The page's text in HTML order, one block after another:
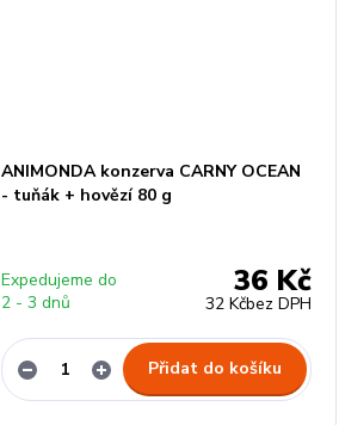
ANIMONDA konzerva CARNY OCEAN
- tuňák + hovězí 80 g
36 Kč
32 Kčbez DPH
Expedujeme do
2 - 3 dnů
Přidat do košíku